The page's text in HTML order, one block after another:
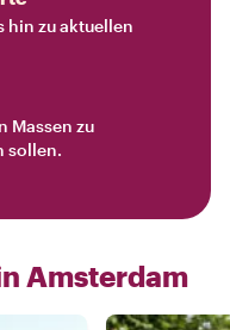
hin zu aktuellen
Massen zu
sollen.
Amsterdam